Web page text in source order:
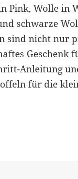
Pink, Wolle in
schwarze
sind nicht nur
Geschenk
Anleitung
für die
stricken